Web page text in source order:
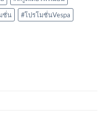
ชั่น #โปรโมชั่นVespa